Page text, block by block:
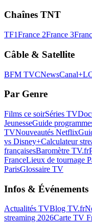
Chaînes TNT
TF1France 2France 3
Câble & Satellite
BFM TVCNewsCanal+
Par Genre
Films ce soirSéries TV
JeunesseGuide
TVNouveautés Netflix
vs Disney+Calculateur
françaisesBaromètre TV.fr
FranceLieux de tournage
ParisGlossaire TV
Infos & Événements
Actualités TVBlog TV.fr
streaming 2026Carte TV